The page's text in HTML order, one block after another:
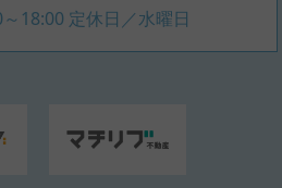
18:00 定休日／水曜日